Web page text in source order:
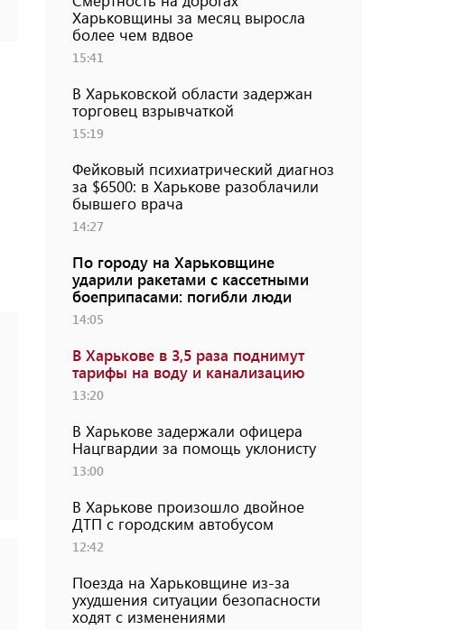
Харьковщины за месяц выросла
более чем вдвое
15:41
В Харьковской области задержан
торговец взрывчаткой
15:19
Фейковый психиатрический диагноз
за $6500: в Харькове разоблачили
бывшего врача
14:27
По городу на Харьковщине
ударили ракетами с кассетными
боеприпасами: погибли люди
14:05
В Харькове в 3,5 раза поднимут
тарифы на воду и канализацию
13:20
В Харькове задержали офицера
Нацгвардии за помощь уклонисту
13:00
В Харькове произошло двойное
ДТП с городским автобусом
12:42
Поезда на Харьковщине из-за
ухудшения ситуации безопасности
ходят с изменениями